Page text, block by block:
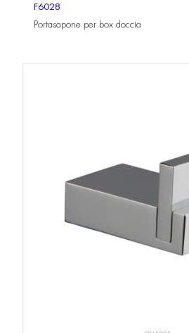
F6028
Portasapone per box doccia